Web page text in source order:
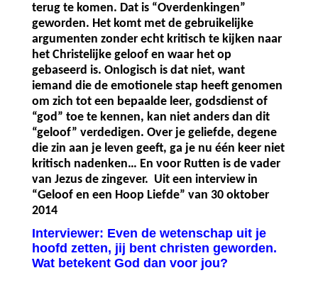
terug te komen. Dat is “Overdenkingen”
geworden. Het komt met de gebruikelijke
argumenten zonder echt kritisch te kijken naar
het Christelijke geloof en waar het op
gebaseerd is. Onlogisch is dat niet, want
iemand die de emotionele stap heeft genomen
om zich tot een bepaalde leer, godsdienst of
“god” toe te kennen, kan niet anders dan dit
“geloof” verdedigen. Over je geliefde, degene
die zin aan je leven geeft, ga je nu één keer niet
kritisch nadenken… En voor Rutten is de vader
van Jezus de zingever. Uit een interview in
“Geloof en een Hoop Liefde” van 30 oktober
2014
Interviewer: Even de wetenschap uit je
hoofd zetten, jij bent christen geworden.
Wat betekent God dan voor jou?